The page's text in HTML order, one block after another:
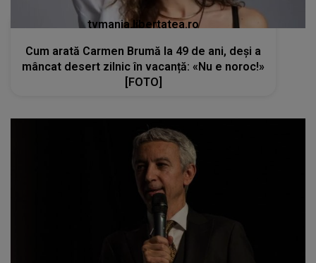
tvmania.libertatea.ro
Cum arată Carmen Brumă la 49 de ani, deși a
mâncat desert zilnic în vacanță: «Nu e noroc!»
[FOTO]